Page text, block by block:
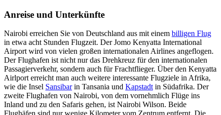
Anreise und Unterkünfte
Nairobi erreichen Sie von Deutschland aus mit einem billigen Flug
in etwa acht Stunden Flugzeit. Der Jomo Kenyatta International
Airport wird von vielen großen internationalen Airlines angeflogen.
Der Flughafen ist nicht nur das Drehkreuz für den internationalen
Passagierverkehr, sondern auch für Frachtflieger. Über den Kenyatta
Airlport erreicht man auch weitere interessante Flugziele in Afrika,
wie die Insel Sansibarin Tansania und Kapstadtin Südafrika. Der
zweite Flughafen von Nairobi, von dem vornehmlich Flüge ins
Inland und zu den Safaris gehen, ist Nairobi Wilson. Beide